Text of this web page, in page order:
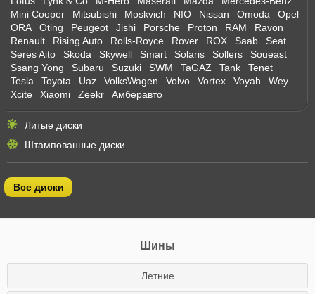
Mini Cooper
Mitsubishi Moskvich NIO Nissan Omoda
Opel
ORA
Oting Peugeot Jishi Porsche Proton RAM
Ravon
Renault
Rising Auto Rolls-Royce Rover ROX Saab
Seat
Seres Aito
Skoda Skywell Smart Solaris Sollers
Soueast
Ssang Yong
Subaru Suzuki SWM TaGAZ Tank
Tenet
Tesla
Toyota Uaz VolksWagen Volvo Vortex Voyah
Wey
Xcite
Xiaomi Zeekr Амберавто
Литые диски
Штампованные диски
Все диски
Шины
Летние